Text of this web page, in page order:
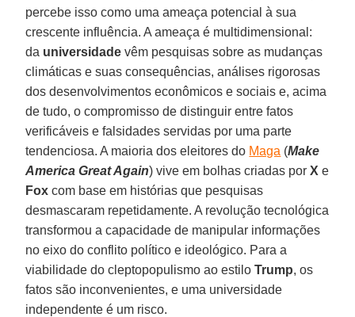
percebe isso como uma ameaça potencial à sua
crescente influência. A ameaça é multidimensional:
da universidade vêm pesquisas sobre as mudanças
climáticas e suas consequências, análises rigorosas
dos desenvolvimentos econômicos e sociais e, acima
de tudo, o compromisso de distinguir entre fatos
verificáveis ​​e falsidades servidas por uma parte
tendenciosa. A maioria dos eleitores do Maga (Make
America Great Again) vive em bolhas criadas porX e
Fox com base em histórias que pesquisas
desmascaram repetidamente. A revolução tecnológica
transformou a capacidade de manipular informações
no eixo do conflito político e ideológico. Para a
viabilidade do cleptopopulismo ao estiloTrump, os
fatos são inconvenientes, e uma universidade
independente é um risco.